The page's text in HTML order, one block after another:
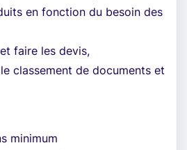
en fonction du besoin des
faire les devis,
classement de documents et
minimum